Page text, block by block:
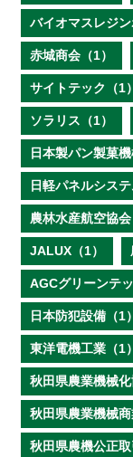
バイオマスレジン
赤城商会（1）
サイトテック（1）
ソラリス（1）
日本製パン製菓機
日軽パネルシステ
農林水産航空協会
JALUX（1）
AGCグリーンテッ
日本防犯設備（1）
東洋電機工業（1）
秋田県農業機械化
秋田県農業機械商
秋田県農機公正取